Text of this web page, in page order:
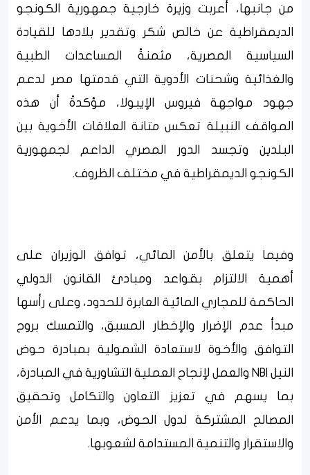
من جانبها، أعربت وزيرة خارجية جمهورية الكونجو
الديمقراطية عن خالص شكر وتقدير بلادها للقيادة
السياسية المصرية، مثمنةً المساعدات الطبية
والغذائية وشحنات الأدوية التي قدمتها مصر لدعم
جهود مواجهة فيروس الإيبولا، مؤكدةً أن هذه
المواقف النبيلة تعكس متانة العلاقات الأخوية بين
البلدين وتجسد الدور المصري الداعم لجمهورية
الكونجو الديمقراطية في مختلف الظروف.
وفيما يتعلق بالأمن المائي، توافق الوزيران على
أهمية الالتزام بقواعد ومبادئ القانون الدولي
الحاكمة للمجاري المائية العابرة للحدود، وعلى رأسها
مبدأ عدم الإضرار والإخطار المسبق، والتمسك بروح
التوافق والأخوة لاستعادة الشمولية بمبادرة حوض
النيل NBI والعمل لإنجاح العملية التشاورية في المبادرة،
بما يسهم في تعزيز التعاون والتكامل وتحقيق
المصالح المشتركة لدول الحوض، وبما يدعم الأمن
والاستقرار والتنمية المستدامة لشعوبها.